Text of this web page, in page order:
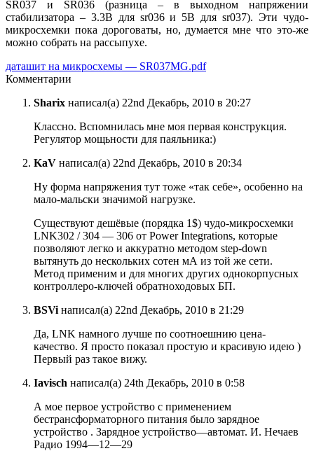
SR037 и SR036 (разница – в выходном напряжении
стабилизатора – 3.3В для sr036 и 5В для sr037). Эти чудо-
микросхемки пока дороговаты, но, думается мне что это-же
можно собрать на рассыпухе.
даташит на микросхемы — SR037MG.pdf
Комментарии
Sharix написал(а) 22nd Декабрь, 2010 в 20:27
Классно. Вспомнилась мне моя первая конструкция.
Регулятор мощьности для паяльника:)
KaV написал(а) 22nd Декабрь, 2010 в 20:34
Ну форма напряжения тут тоже «так себе», особенно на
мало-мальски значимой нагрузке.
Существуют дешёвые (порядка 1$) чудо-микросхемки
LNK302 / 304 — 306 от Power Integrations, которые
позволяют легко и аккуратно методом step-down
вытянуть до нескольких сотен мА из той же сети.
Метод применим и для многих других однокорпусных
контроллеро-ключей обратноходовых БП.
BSVi написал(а) 22nd Декабрь, 2010 в 21:29
Да, LNK намного лучше по соотноешнию цена-
качество. Я просто показал простую и красивую идею )
Первый раз такое вижу.
Iavisch написал(а) 24th Декабрь, 2010 в 0:58
А мое первое устройство с применением
бестрансформаторного питания было зарядное
устройство . Зарядное устройство—автомат. И. Нечаев
Радио 1994—12—29